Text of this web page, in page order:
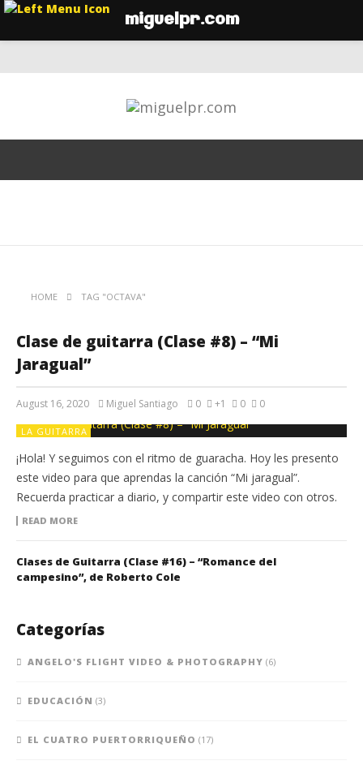
HOME TAG "OCTAVA"
Clase de guitarra (Clase #8) – “Mi
Jaragual”
August 16, 2020 Miguel Santiago 0 +1 0 0
LA GUITARRA
¡Hola! Y seguimos con el ritmo de guaracha. Hoy les presento
este video para que aprendas la canción “Mi jaragual”.
Recuerda practicar a diario, y compartir este video con otros.
READ MORE
Clases de Guitarra (Clase #16) – “Romance del
campesino”, de Roberto Cole
Categorías
ANGELO'S FLIGHT VIDEO & PHOTOGRAPHY (6)
EDUCACIÓN (3)
EL CUATRO PUERTORRIQUEÑO (17)
miguelpr.com